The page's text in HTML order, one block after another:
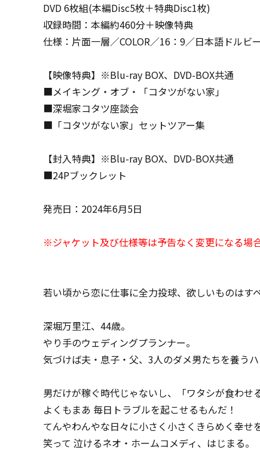
DVD 6枚組(本編Disc5枚＋特典Disc1枚)
収録時間：本編約460分＋映像特典
仕様：片面一層／COLOR／16：9／日本語ドル
【映像特典】※Blu-ray BOX、DVD-BOX共通
■メイキング・オブ・「コタツがない家」
■深堀家コタツ座談会
■「コタツがない家」セットツアー集
【封入特典】※Blu-ray BOX、DVD-BOX共通
■24Pブックレット
発売日：2024年6月5日
※ジャケット及び仕様等は予告なく変更になる場
若い頃から恋に仕事に全力投球、欲しいものは
深堀万里江、44歳。
やり手のウェディングプランナー。
気づけば夫・息子・父、3人のダメ男たちを養うハ
男だけが稼ぐ時代じゃないし、「ワタシが食わせ
よくもまあ 毎日トラブルを起こせるもんだ！
てんやわんやな日々に小さく小さくきらめく幸せ
笑って 泣けるネオ・ホームコメディ、はじまる。